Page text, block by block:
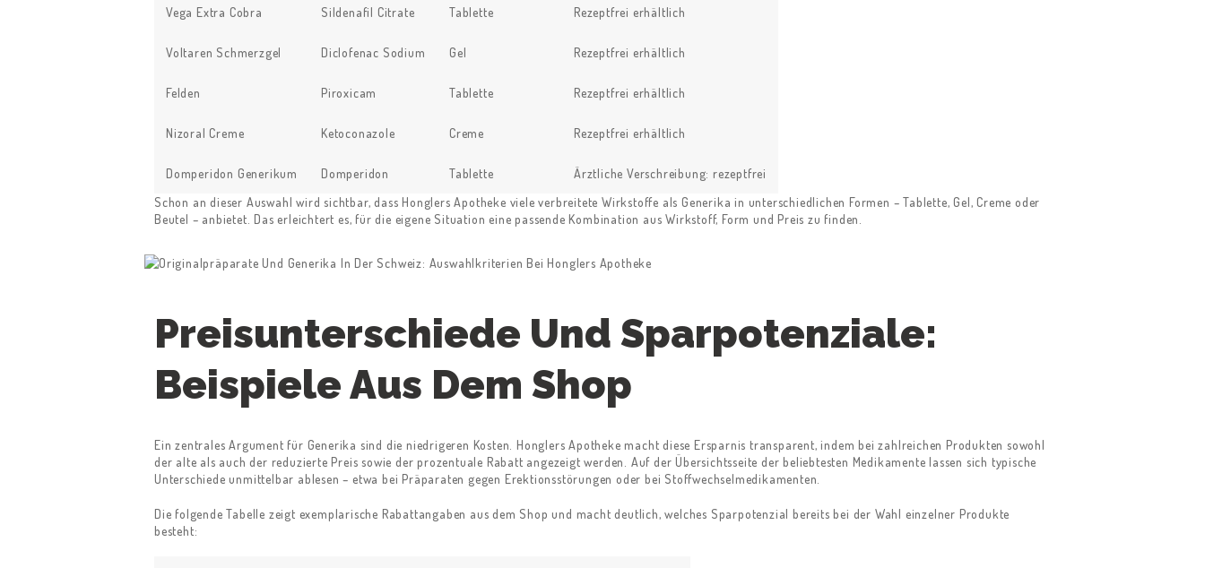
WORK FOR US
Vega Extra Cobra Sildenafil Citrate Tablette Rezeptfrei erhältlich
Voltaren Schmerzgel Diclofenac Sodium Gel Rezeptfrei erhältlich
Felden Piroxicam Tablette Rezeptfrei erhältlich
Nizoral Creme Ketoconazole Creme Rezeptfrei erhältlich
Domperidon Generikum Domperidon Tablette
Ärztliche Verschreibung: rezeptfrei
Schon an dieser Auswahl wird sichtbar, dass Honglers Apotheke viele verbreitete Wirkstoffe als Generika in unterschiedlichen Formen – Tablette, Gel, Creme oder
Beutel – anbietet. Das erleichtert es, für die eigene Situation eine passende Kombination aus Wirkstoff, Form und Preis zu finden.
Preisunterschiede Und Sparpotenziale:
Beispiele Aus Dem Shop
Ein zentrales Argument für Generika sind die niedrigeren Kosten. Honglers Apotheke macht diese Ersparnis transparent, indem bei zahlreichen Produkten sowohl
der alte als auch der reduzierte Preis sowie der prozentuale Rabatt angezeigt werden. Auf der Übersichtsseite der beliebtesten Medikamente lassen sich typische
Unterschiede unmittelbar ablesen – etwa bei Präparaten gegen Erektionsstörungen oder bei Stoffwechselmedikamenten.
Die folgende Tabelle zeigt exemplarische Rabattangaben aus dem Shop und macht deutlich, welches Sparpotenzial bereits bei der Wahl einzelner Produkte
besteht: